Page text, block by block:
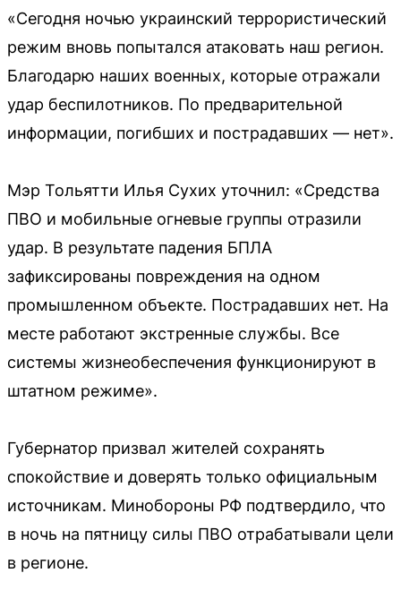
«Сегодня ночью украинский террористический
режим вновь попытался атаковать наш регион.
Благодарю наших военных, которые отражали
удар беспилотников. По предварительной
информации, погибших и пострадавших — нет».
Мэр Тольятти Илья Сухих уточнил: «Средства
ПВО и мобильные огневые группы отразили
удар. В результате падения БПЛА
зафиксированы повреждения на одном
промышленном объекте. Пострадавших нет. На
месте работают экстренные службы. Все
системы жизнеобеспечения функционируют в
штатном режиме».
Губернатор призвал жителей сохранять
спокойствие и доверять только официальным
источникам. Минобороны РФ подтвердило, что
в ночь на пятницу силы ПВО отрабатывали цели
в регионе.